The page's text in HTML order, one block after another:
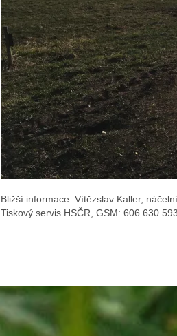
Bližší informace: Vítězslav Kaller,
Tiskový servis HSČR, GSM: 606 630